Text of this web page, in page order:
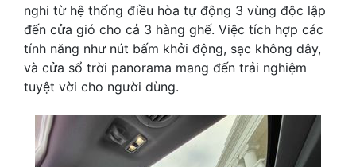
nghi từ hệ thống điều hòa tự động 3 vùng độc lập
đến cửa gió cho cả 3 hàng ghế. Việc tích hợp các
tính năng như nút bấm khởi động, sạc không dây,
và cửa sổ trời panorama mang đến trải nghiệm
tuyệt vời cho người dùng.